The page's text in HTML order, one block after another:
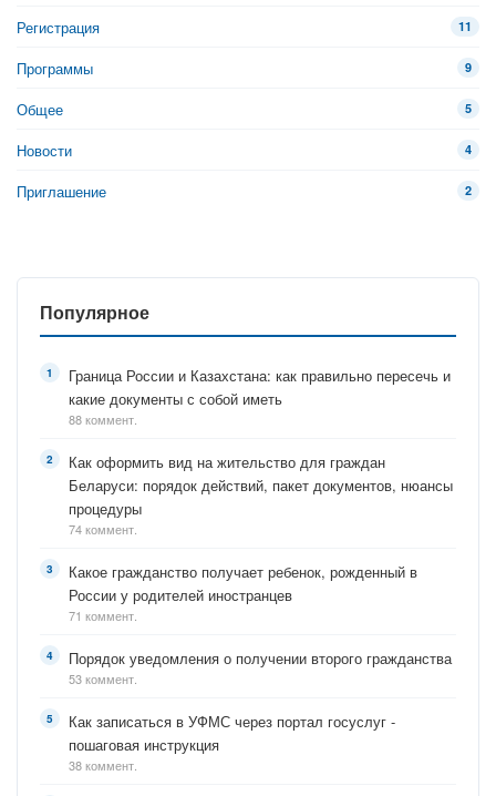
Регистрация 11
Программы 9
Общее 5
Новости 4
Приглашение 2
Популярное
Граница России и Казахстана: как правильно пересечь и
какие документы с собой иметь
88 коммент.
Как оформить вид на жительство для граждан
Беларуси: порядок действий, пакет документов, нюансы
процедуры
74 коммент.
Какое гражданство получает ребенок, рожденный в
России у родителей иностранцев
71 коммент.
Порядок уведомления о получении второго гражданства
53 коммент.
Как записаться в УФМС через портал госуслуг -
пошаговая инструкция
38 коммент.